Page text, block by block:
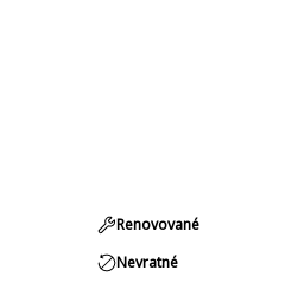
Renovované
Nevratné